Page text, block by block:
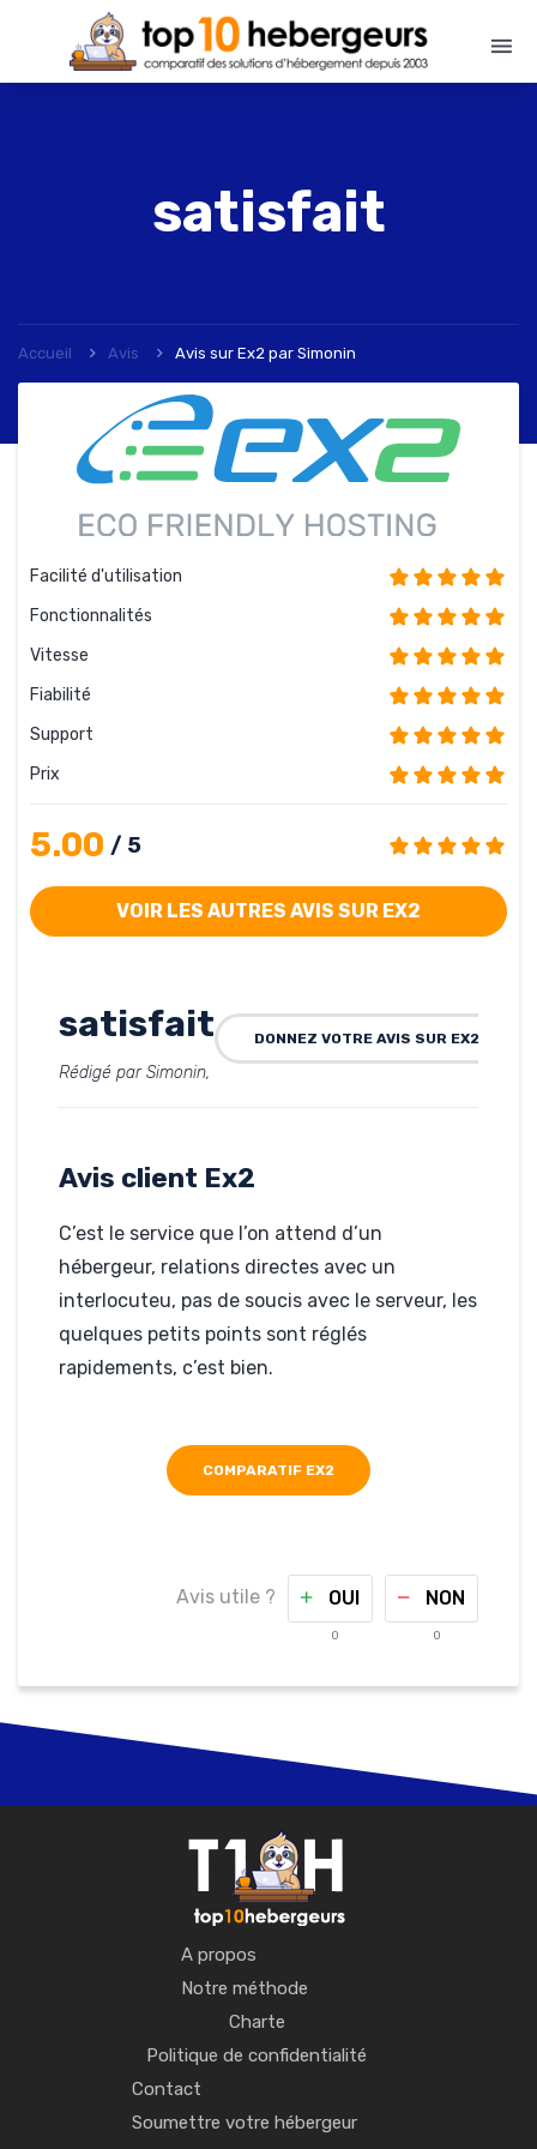
satisfait
Accueil Avis Avis sur Ex2 par Simonin
Facilité d'utilisation
Fonctionnalités
Vitesse
Fiabilité
Support
Prix
5.00 / 5
VOIR LES AUTRES AVIS SUR EX2
satisfait
Rédigé par Simonin,
DONNEZ VOTRE AVIS SUR EX2
Avis client Ex2
C’est le service que l’on attend d’un
hébergeur, relations directes avec un
interlocuteu, pas de soucis avec le serveur, les
quelques petits points sont réglés
rapidements, c’est bien.
COMPARATIF EX2
Avis utile ? OUI
0
NON
0
A propos
Notre méthode
Charte
Politique de confidentialité
Contact
Soumettre votre hébergeur